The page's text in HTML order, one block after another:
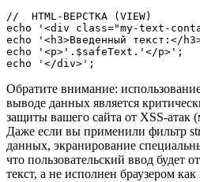
//  HTML-ВЕРСТКА (VIEW)
echo '<div class="my-text-
echo '<h3>Введенный текст:</
echo '<p>'.$safeText.'</p>';
echo '</div>';
Обратите внимание:
выводе данных является
защиты вашего сайта от XSS-атак
Даже если вы применили фильтр
данных, экранирование
что пользовательский ввод будет
текст, а не исполнен браузером как